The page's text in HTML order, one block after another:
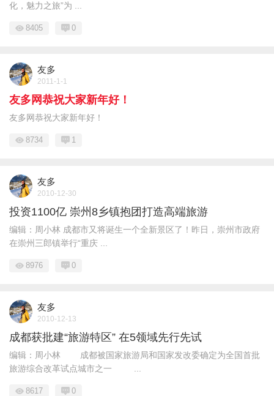
化，魅力之旅”为 ...
8405 0
友多
2011-1-1
友多网恭祝大家新年好！
友多网恭祝大家新年好！
8734 1
友多
2010-12-30
投资1100亿 崇州8乡镇抱团打造高端旅游
编辑：周小林 成都市又将诞生一个全新景区了！昨日，崇州市政府
在崇州三郎镇举行“重庆 ...
8976 0
友多
2010-12-13
成都获批建“旅游特区” 在5领域先行先试
编辑：周小林 成都被国家旅游局和国家发改委确定为全国首批
旅游综合改革试点城市之一 ...
8617 0